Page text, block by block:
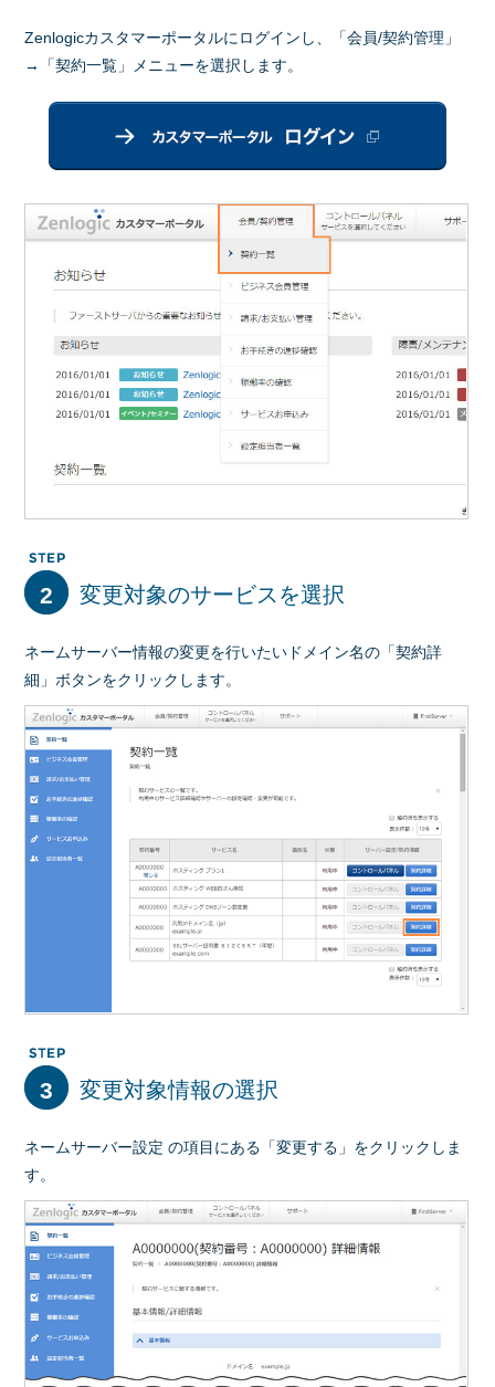
Zenlogicカスタマーポータルにログインし、「会員/契約管理」
→「契約一覧」メニューを選択します。
2 変更対象のサービスを選択
ネームサーバー情報の変更を行いたいドメイン名の「契約詳
細」ボタンをクリックします。
3 変更対象情報の選択
ネームサーバー設定 の項目にある「変更する」をクリックしま
す。